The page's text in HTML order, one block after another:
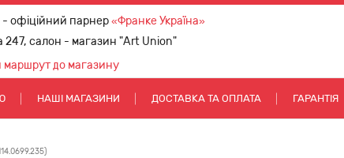
- офіційний парнер«Франке Україна»
247, салон - магазин "Art Union"
маршрут до магазину
НАШІ МАГАЗИНИ ДОСТАВКА ТА ОПЛАТА ГАРАНТІЯ